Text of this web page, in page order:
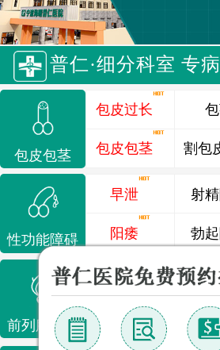
普仁·细分科室 专
包皮包茎
包皮过长
包皮包茎 割包
性功能障碍
早泄
阳痿
射
勃
前列腺疾病
前列腺炎 前
前列腺增生 排尿